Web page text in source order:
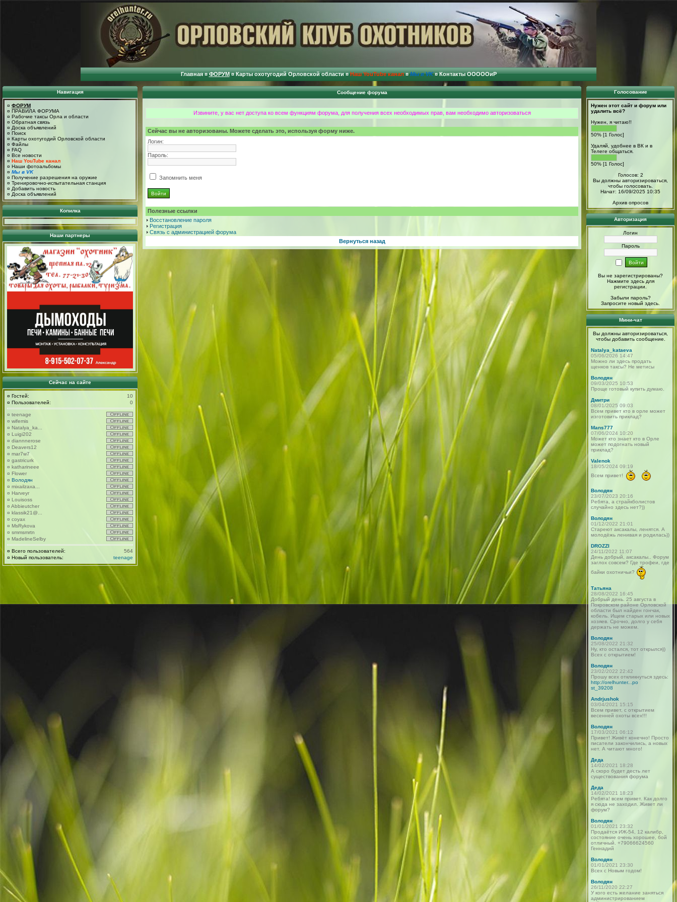
Главная ¤ ФОРУМ ¤ Карты охотугодий Орловской области ¤ Наш YouTube канал ¤ Мы в VK ¤ Контакты ОООООиР
Навигация
¤ ФОРУМ
¤ ПРАВИЛА ФОРУМА
¤ Рабочие таксы Орла и области
¤ Обратная связь
¤ Доска объявлений
¤ Поиск
¤ Карты охотугодий Орловской области
¤ Файлы
¤ FAQ
¤ Все новости
¤ Наш YouTube канал
¤ Наши фотоальбомы
¤ Мы в VK
¤ Получение разрешения на оружие
¤ Тренировочно-испытательная станция
¤ Добавить новость
¤ Доска объявлений
Копилка
Наши партнеры
Сейчас на сайте
¤ Гостей:
10
¤ Пользователей: 0
¤ teenage
¤ wifemis
¤ Natalya_ka...
¤ Luigi202
¤ diannnerose
¤ Deavers12
¤ mar7w7
¤ gastricurk
¤ katharineee
¤ Flower
¤ Володян
¤ mixailzaxa...
¤ Harveyr
¤ Louisoss
¤ Abbieutcher
¤ klassik21@...
¤ coyax
¤ MsRykova
¤ smmsmrtn
¤ MadelineSelby
¤ Всего пользователей:
564
¤ Новый пользователь: teenage
Сообщение форума
Извините, у вас нет доступа ко всем функциям форума, для получения всех необходимых прав, вам необходимо авторизоваться
Сейчас вы не авторизованы. Можете сделать это, используя форму ниже.
Логин:
Пароль:
Запомнить меня
Полезные ссылки
Восстановление пароля
Регистрация
Связь с администрацией форума
Вернуться назад
Голосование
Нужен этот сайт и форум или
удалить всё?
Нужен, я читаю!!
50% [1 Голос]
Удаляй, удобнее в ВК и в
Телеге общаться.
50% [1 Голос]
Голосов: 2
Вы должны авторизироваться,
чтобы голосовать.
Начат: 16/09/2025 10:35
Архив опросов
Авторизация
Логин
Пароль
Вы не зарегистрированы?
Нажмите здесьдля
регистрации.
Забыли пароль?
Запросите новый здесь.
Мини-чат
Вы должны авторизироваться,
чтобы добавить сообщение.
Natalya_kataeva
05/06/2026 14:47
Можно ли здесь продать
щенков таксы? Не метисы
Володян
09/03/2025 10:53
Проще готовый купить думаю.
Дмитри
08/01/2025 09:03
Всем привет кто в орле может
изготовить приклад?
Mans777
07/06/2024 10:20
Может кто знает кто в Орле
может подогнать новый
приклад?
Valenok
18/05/2024 09:19
Всем привет!
Володян
23/07/2023 20:16
Ребята, а страйкболистов
случайно здесь нет?))
Володян
01/12/2022 21:01
Стареют аксакалы, ленятся. А
молодёжь ленивая и родилась))
DROZZI
24/11/2022 11:07
День добрый, аксакалы.. Форум
заглох совсем? Где трофеи, где
байки охотничьи?
Татьяна
28/08/2022 16:45
Добрый день. 25 августа в
Покровском районе Орловской
области был найден гончак,
кобель. Ищем старых или новых
хозяев. Срочно, долго у себя
держать не можем.
Володян
25/08/2022 21:32
Ну, кто остался, тот открылся))
Всех с открытием!
Володян
23/02/2022 22:42
Прошу всех откликнуться здесь:
http://orelhunter...po
st_39208
Andrjushok
03/04/2021 15:15
Всем привет, с открытием
весенней охоты всех!!!
Володян
17/03/2021 06:12
Привет! Живёт конечно! Просто
писатели закончились, а новых
нет. А читают много!
Деда
14/02/2021 18:28
А скоро будет десть лет
существования форума
Деда
14/02/2021 18:23
Ребята! всем привет. Как долго
я сюда не заходил. Живет ли
форум?
Володян
01/01/2021 23:32
Продаётся ИЖ-54, 12 калибр,
состояние очень хорошее, бой
отличный. +79066624560
Геннадий
Володян
01/01/2021 23:30
Всех с Новым годом!
Володян
26/11/2020 22:27
У кого есть желание заняться
администрированием